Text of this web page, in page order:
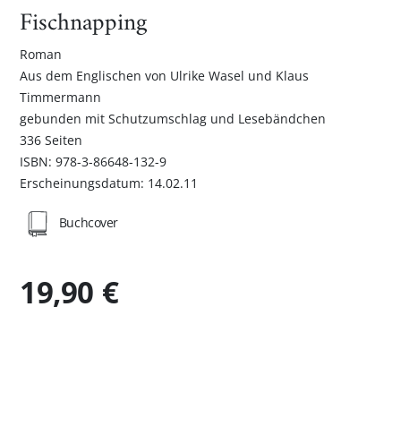
Fischnapping
Roman
Aus dem Englischen von Ulrike Wasel und Klaus
Timmermann
gebunden mit Schutzumschlag und Lesebändchen
336 Seiten
ISBN: 978-3-86648-132-9
Erscheinungsdatum: 14.02.11
19,90 €
Buchcover